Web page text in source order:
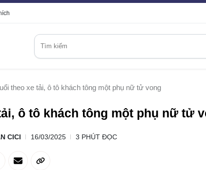
theo xe tải, ô tô khách tông một phụ nữ tử vong
ô tô khách tông một phụ nữ tử
CICI 16/03/2025 3 PHÚT ĐỌC